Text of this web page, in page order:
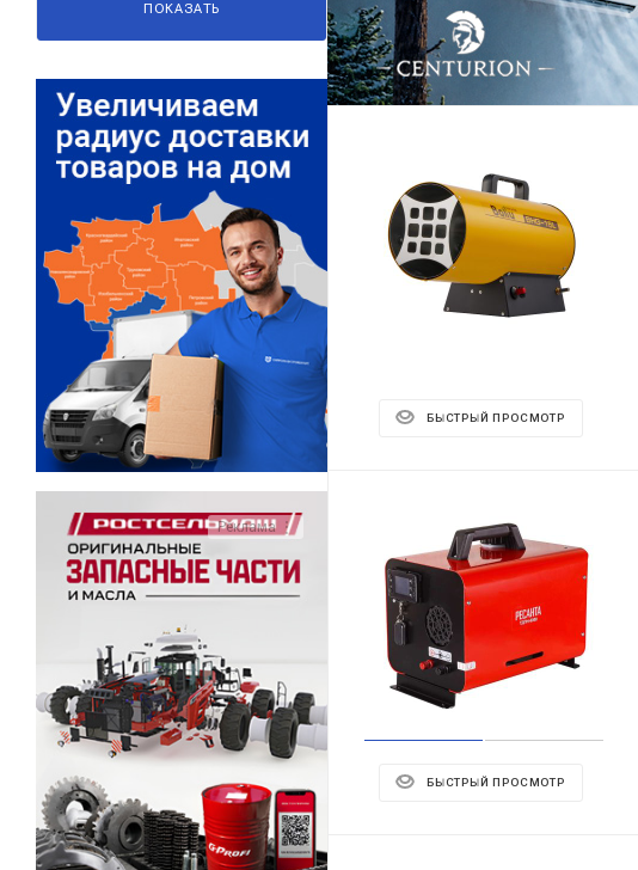
БЫСТРЫЙ ПРОСМОТР
БЫСТРЫЙ ПРОСМОТР
ПОКАЗАТЬ
Реклама ⋮